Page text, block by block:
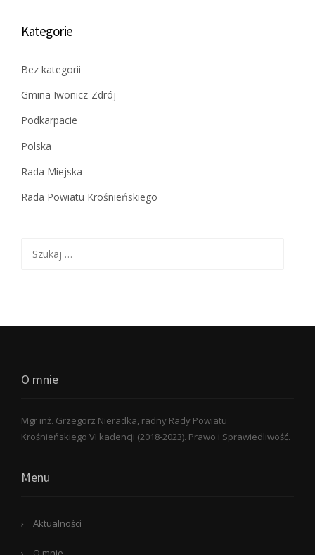
Kategorie
Bez kategorii
Gmina Iwonicz-Zdrój
Podkarpacie
Polska
Rada Miejska
Rada Powiatu Krośnieńskiego
O mnie
Mgr inż. Grzegorz Nieradka, radny Rady Powiatu
Krośnieńskiego VI kadencji (2018-2023). Prawo i Sprawiedliwość.
Menu
Aktualności